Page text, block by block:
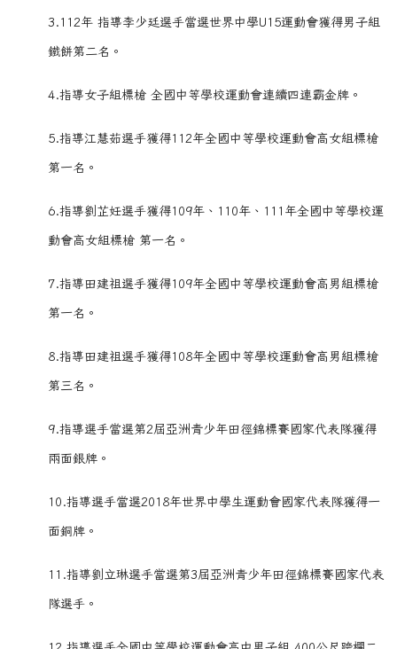
3.112年 指導李少廷選手當選世界中學U15運動會獲得男子組
鐵餅第二名。
4.指導女子組標槍 全國中等學校運動會連續四連霸金牌。
5.指導江慧茹選手獲得112年全國中等學校運動會高女組標槍
第一名。
6.指導劉芷妊選手獲得109年、110年、111年全國中等學校運
動會高女組標槍 第一名。
7.指導田建祖選手獲得109年全國中等學校運動會高男組標槍
第一名。
8.指導田建祖選手獲得108年全國中等學校運動會高男組標槍
第三名。
9.指導選手當選第2屆亞洲青少年田徑錦標賽國家代表隊獲得
兩面銀牌。
10.指導選手當選2018年世界中學生運動會國家代表隊獲得一
面銅牌。
11.指導劉立琳選手當選第3屆亞洲青少年田徑錦標賽國家代表
隊選手。